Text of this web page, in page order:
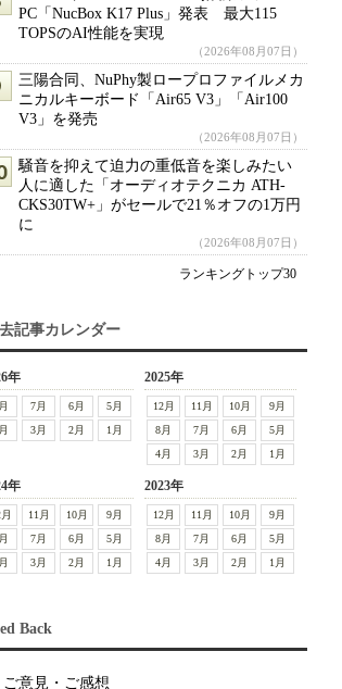
PC「NucBox K17 Plus」発表 最大115
TOPSのAI性能を実現
（2026年08月07日）
三陽合同、NuPhy製ロープロファイルメカ
ニカルキーボード「Air65 V3」「Air100
V3」を発売
（2026年08月07日）
騒音を抑えて迫力の重低音を楽しみたい
人に適した「オーディオテクニカ ATH-
CKS30TW+」がセールで21％オフの1万円
に
（2026年08月07日）
ランキングトップ30
記事カレンダー
年
7月 6月
5月
3月 2月 1月
2025年
12月 11月 10月
9月
8月
7月 6月
5月
4月
3月 2月 1月
年
11月 10月
9月
7月 6月
5月
3月 2月 1月
2023年
12月 11月 10月
9月
8月
7月 6月
5月
4月
3月 2月 1月
Back
ご意見・ご感想